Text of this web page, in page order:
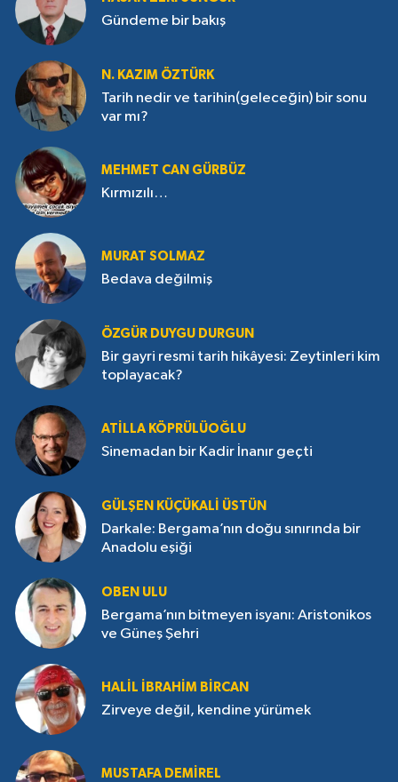
Gündeme bir bakış
N. KAZIM ÖZTÜRK
Tarih nedir ve tarihin(geleceğin) bir sonu
var mı?
MEHMET CAN GÜRBÜZ
Kırmızılı…
MURAT SOLMAZ
Bedava değilmiş
ÖZGÜR DUYGU DURGUN
Bir gayri resmi tarih hikâyesi: Zeytinleri kim
toplayacak?
ATILLA KÖPRÜLÜOĞLU
Sinemadan bir Kadir İnanır geçti
GÜLŞEN KÜÇÜKALI ÜSTÜN
Darkale: Bergama’nın doğu sınırında bir
Anadolu eşiği
OBEN ULU
Bergama’nın bitmeyen isyanı: Aristonikos
ve Güneş Şehri
HALIL İBRAHIM BIRCAN
Zirveye değil, kendine yürümek
MUSTAFA DEMIREL